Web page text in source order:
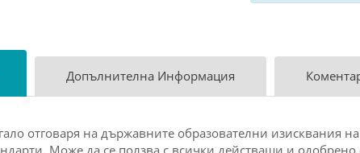
Допълнителна Информация
отговаря на държавните образователни изисквания
Може да се ползва с всички действащи и